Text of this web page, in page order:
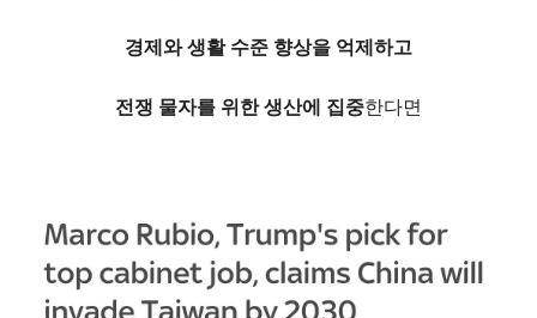
경제와 생활 수준 향상을 억제하고
전쟁 물자를 위한 생산에 집중한다면